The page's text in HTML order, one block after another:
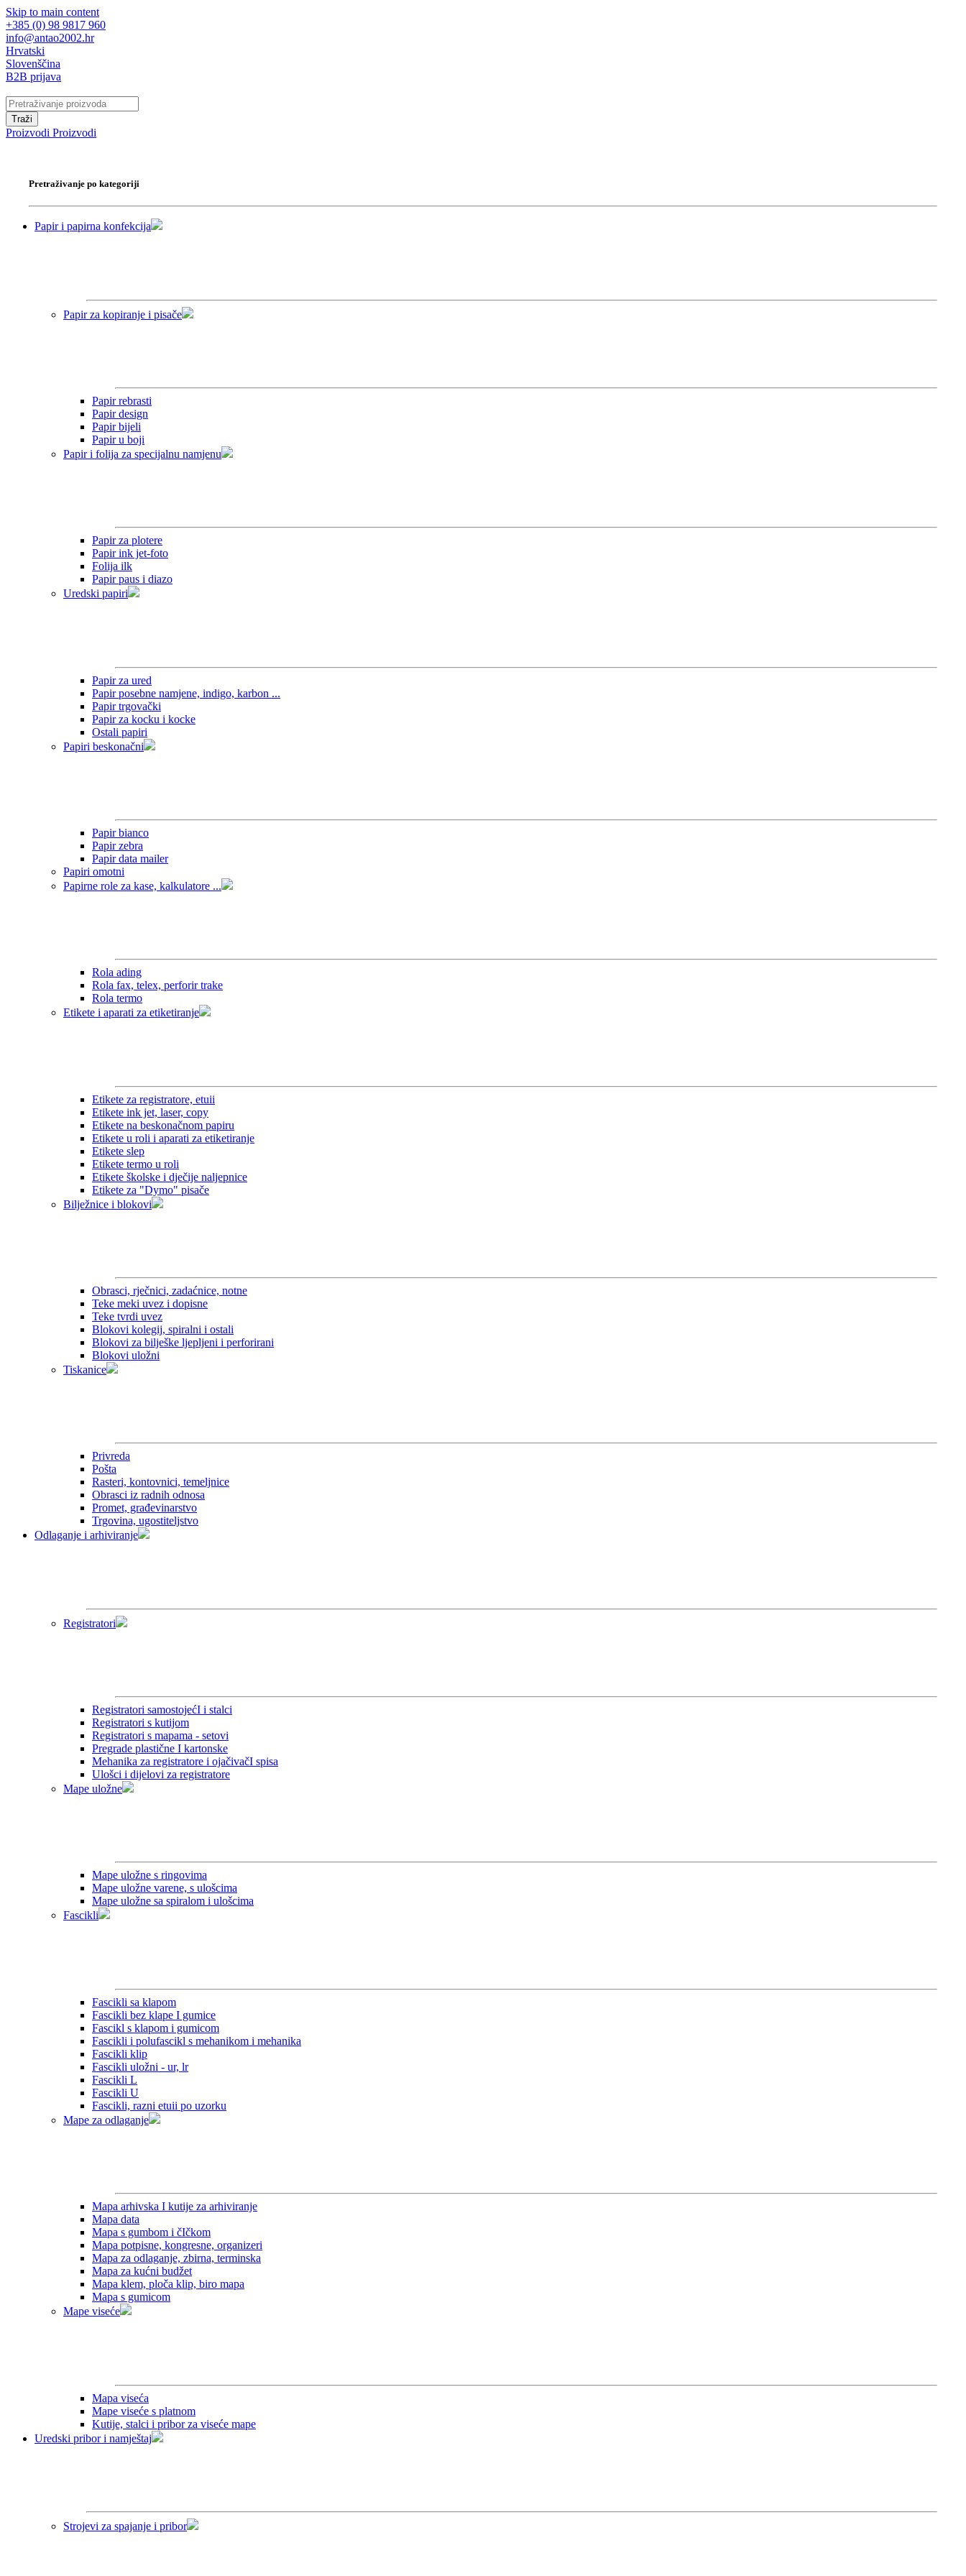
Skip to main content
+385 (0) 98 9817 960
info@antao2002.hr
Hrvatski
Slovenščina
B2B prijava
Traži
Proizvodi Proizvodi
Pretraživanje po kategoriji
Papir i papirna konfekcija
Papir za kopiranje i pisače
Papir rebrasti
Papir design
Papir bijeli
Papir u boji
Papir i folija za specijalnu namjenu
Papir za plotere
Papir ink jet-foto
Folija ilk
Papir paus i diazo
Uredski papiri
Papir za ured
Papir posebne namjene, indigo, karbon ...
Papir trgovački
Papir za kocku i kocke
Ostali papiri
Papiri beskonačni
Papir bianco
Papir zebra
Papir data mailer
Papiri omotni
Papirne role za kase, kalkulatore ...
Rola ading
Rola fax, telex, perforir trake
Rola termo
Etikete i aparati za etiketiranje
Etikete za registratore, etuii
Etikete ink jet, laser, copy
Etikete na beskonačnom papiru
Etikete u roli i aparati za etiketiranje
Etikete slep
Etikete termo u roli
Etikete školske i dječije naljepnice
Etikete za "Dymo" pisače
Bilježnice i blokovi
Obrasci, rječnici, zadaćnice, notne
Teke meki uvez i dopisne
Teke tvrdi uvez
Blokovi kolegij, spiralni i ostali
Blokovi za bilješke ljepljeni i perforirani
Blokovi uložni
Tiskanice
Privreda
Pošta
Rasteri, kontovnici, temeljnice
Obrasci iz radnih odnosa
Promet, građevinarstvo
Trgovina, ugostiteljstvo
Odlaganje i arhiviranje
Registratori
Registratori samostojećI i stalci
Registratori s kutijom
Registratori s mapama - setovi
Pregrade plastične I kartonske
Mehanika za registratore i ojačivačI spisa
Ulošci i dijelovi za registratore
Mape uložne
Mape uložne s ringovima
Mape uložne varene, s ulošcima
Mape uložne sa spiralom i ulošcima
Fascikli
Fascikli sa klapom
Fascikli bez klape I gumice
Fascikl s klapom i gumicom
Fascikli i polufascikl s mehanikom i mehanika
Fascikli klip
Fascikli uložni - ur, lr
Fascikli L
Fascikli U
Fascikli, razni etuii po uzorku
Mape za odlaganje
Mapa arhivska I kutije za arhiviranje
Mapa data
Mapa s gumbom i čIčkom
Mapa potpisne, kongresne, organizeri
Mapa za odlaganje, zbirna, terminska
Mapa za kućni budžet
Mapa klem, ploča klip, biro mapa
Mapa s gumicom
Mape viseće
Mapa viseća
Mape viseće s platnom
Kutije, stalci i pribor za viseće mape
Uredski pribor i namještaj
Strojevi za spajanje i pribor